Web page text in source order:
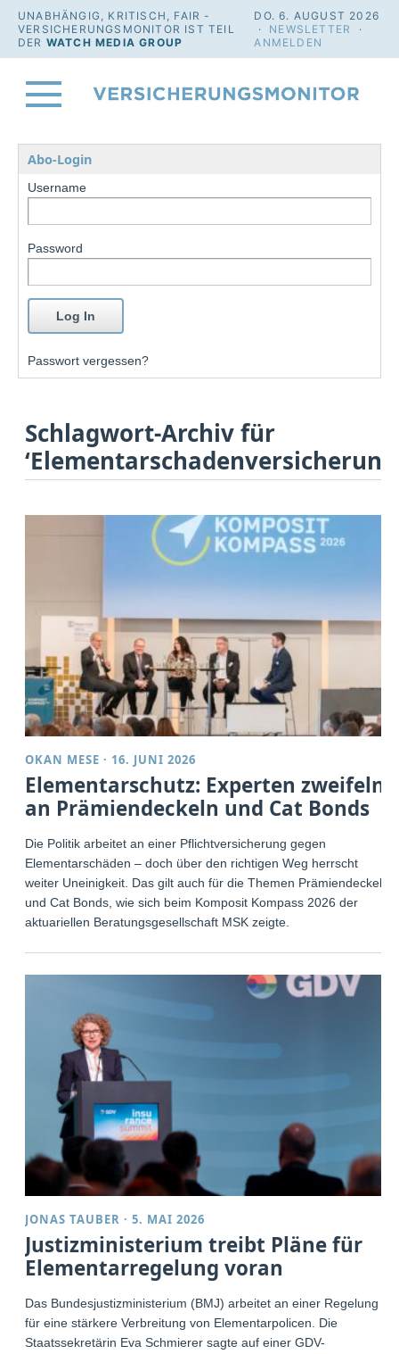
UNABHÄNGIG, KRITISCH, FAIR -
VERSICHERUNGSMONITOR IST TEIL
DER WATCH MEDIA GROUP
DO. 6. AUGUST 2026
· NEWSLETTER
·
ANMELDEN
Abo-Login
Username
Password
Passwort vergessen?
Schlagwort-Archiv für
OKAN MESE · 16. JUNI 2026
Elementarschutz: Experten zweifeln
an Prämiendeckeln und Cat Bonds
Die Politik arbeitet an einer Pflichtversicherung gegen
Elementarschäden – doch über den richtigen Weg herrscht
weiter Uneinigkeit. Das gilt auch für die Themen Prämiendeckel
und Cat Bonds, wie sich beim Komposit Kompass 2026 der
aktuariellen Beratungsgesellschaft MSK zeigte.
JONAS TAUBER ·5. MAI 2026
Justizministerium treibt Pläne für
Elementarregelung voran
Das Bundesjustizministerium (BMJ) arbeitet an einer Regelung
für eine stärkere Verbreitung von Elementarpolicen. Die
Staatssekretärin Eva Schmierer sagte auf einer GDV-